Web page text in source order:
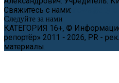
Свяжитесь с нами:
Следуйте за нами
КАТЕГОРИЯ 16+, ©
репортёр» 2011 - 2026, PR -
материалы.